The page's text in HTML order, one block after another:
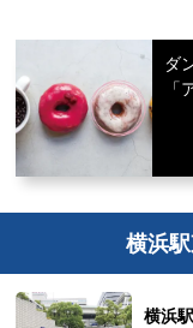
ダ
「
横浜
横浜